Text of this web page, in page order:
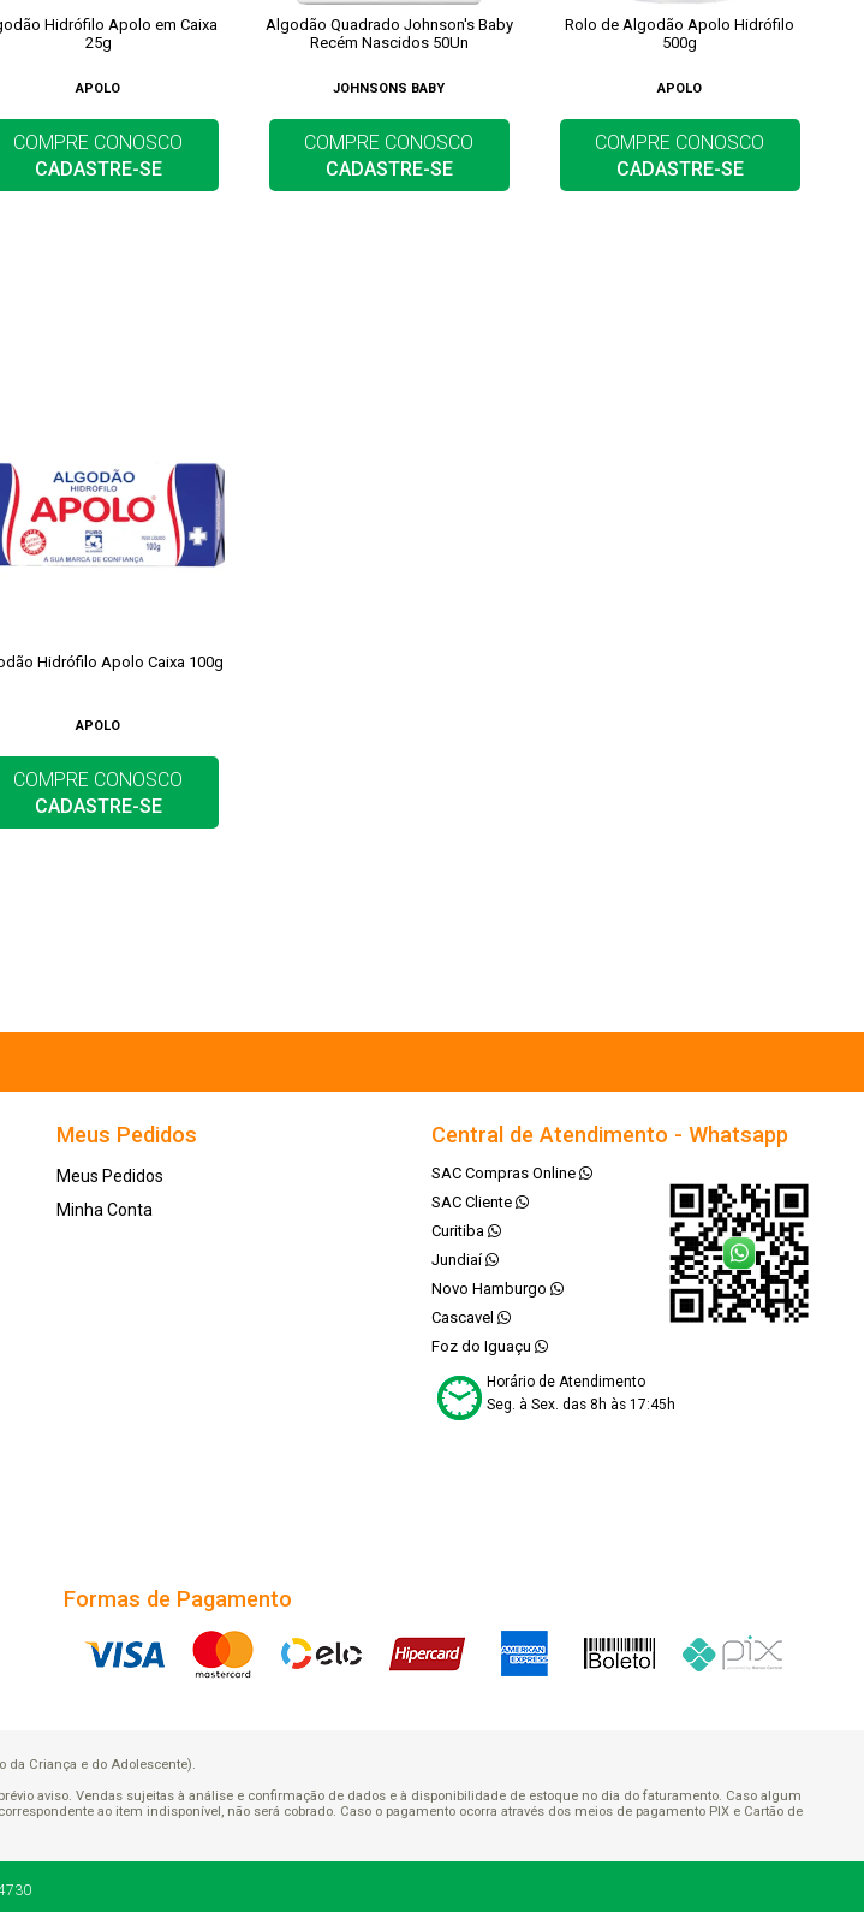
Hidrófilo Apolo em Caixa
25g
APOLO
COMPRE CONOSCO
CADASTRE-SE
Algodão Quadrado Johnson's Baby
Recém Nascidos 50Un
JOHNSONS BABY
COMPRE CONOSCO
CADASTRE-SE
Rolo de Algodão Apolo Hidrófilo
500g
APOLO
COMPRE CONOSCO
CADASTRE-SE
Hidrófilo Apolo Caixa 100g
APOLO
COMPRE CONOSCO
CADASTRE-SE
Meus Pedidos
Meus Pedidos
Minha Conta
Central de Atendimento - Whatsapp
SAC Compras Online
SAC Cliente
Curitiba
Jundiaí
Novo Hamburgo
Cascavel
Foz do Iguaçu
Horário de Atendimento
Seg. à Sex. das 8h às 17:45h
Formas de Pagamento
da Criança e do Adolescente).
aviso. Vendas sujeitas à análise e confirmação de dados e à disponibilidade de estoque no dia do faturamento. Caso algum
ao item indisponível, não será cobrado. Caso o pagamento ocorra através dos meios de pagamento PIX e Cartão de